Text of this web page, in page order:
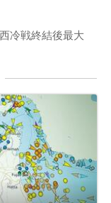
冷戦終結後最大